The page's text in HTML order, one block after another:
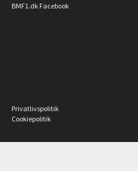
BMF1.dk Facebook
Privatlivspolitik
Cookiepolitik